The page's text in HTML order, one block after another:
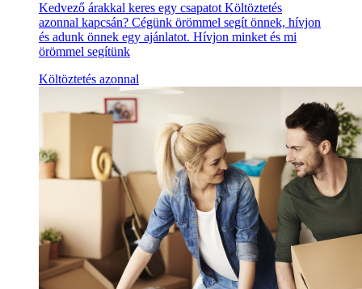
Kedvező árakkal keres egy csapatot Költöztetés
azonnal kapcsán? Cégünk örömmel segít önnek, hívjon
és adunk önnek egy ajánlatot. Hívjon minket és mi
örömmel segítünk
Költöztetés azonnal